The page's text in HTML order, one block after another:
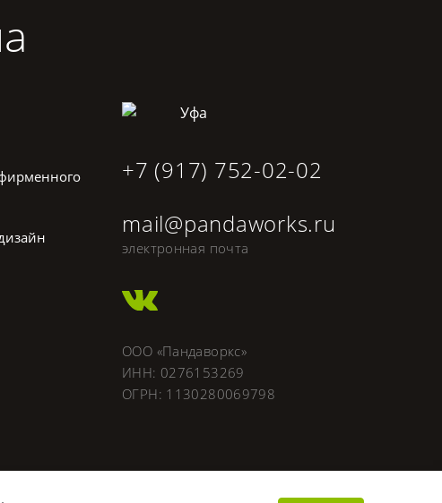
Уфа
+7 (917) 752-02-02
mail@pandaworks.ru
электронная почта
ООО «Пандаворкс»
ИНН: 0276153269
ОГРН: 1130280069798